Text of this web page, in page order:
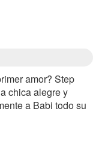
amor? Step
chica alegre y
a Babi todo su